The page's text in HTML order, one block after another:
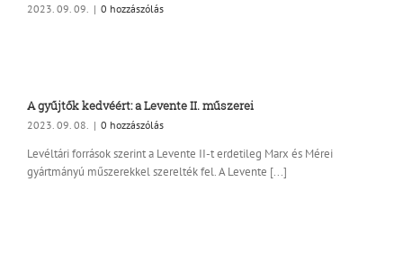
2023. 09. 09. | 0 hozzászólás
A gyűjtők kedvéért: a Levente II. műszerei
2023. 09. 08. | 0 hozzászólás
Levéltári források szerint a Levente II-t erdetileg Marx és Mérei
gyártmányú műszerekkel szerelték fel. A Levente [...]